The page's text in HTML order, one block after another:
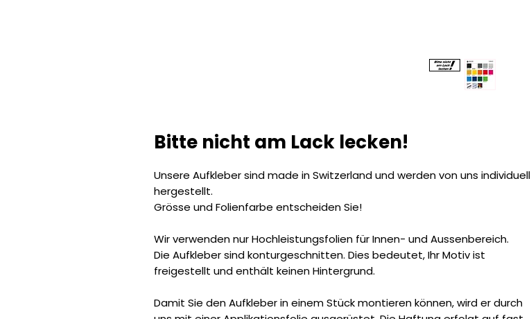
Bitte nicht am Lack lecken!
Unsere Aufkleber sind made in Switzerland und werden von uns individuell
hergestellt.
Grösse und Folienfarbe entscheiden Sie!
Wir verwenden nur Hochleistungsfolien für Innen- und Aussenbereich.
Die Aufkleber sind konturgeschnitten. Dies bedeutet, Ihr Motiv ist
freigestellt und enthält keinen Hintergrund.
Damit Sie den Aufkleber in einem Stück montieren können, wird er durch